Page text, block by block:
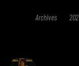
Archives